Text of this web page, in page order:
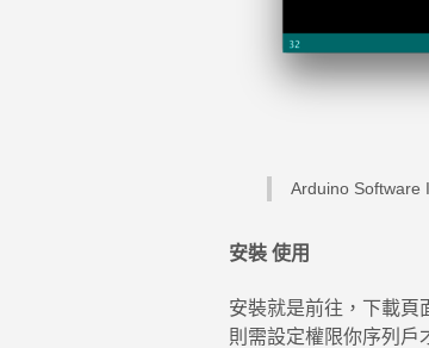
Arduino Software
安裝 使用
安裝就是前往，下載頁
則需設定權限你序列戶